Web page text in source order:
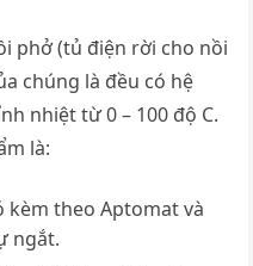
phở (tủ điện rời cho nồi
chúng là đều có hệ
nhiệt từ 0 – 100 độ C.
là:
kèm theo Aptomat và
ngắt.